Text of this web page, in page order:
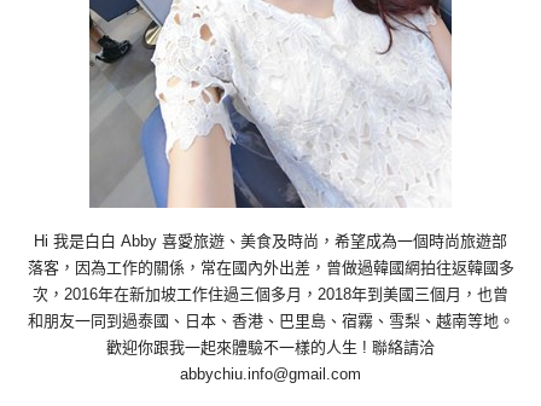
Hi 我是白白 Abby 喜愛旅遊、美食及時尚，希望成為一個時尚旅遊部
落客，因為工作的關係，常在國內外出差，曾做過韓國網拍往返韓國多
次，2016年在新加坡工作住過三個多月，2018年到美國三個月，也曾
和朋友一同到過泰國、日本、香港、巴里島、宿霧、雪梨、越南等地。
歡迎你跟我一起來體驗不一樣的人生 ! 聯絡請洽
abbychiu.info@gmail.com